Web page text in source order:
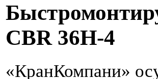
CBR 36H-4
«КранКомпани»